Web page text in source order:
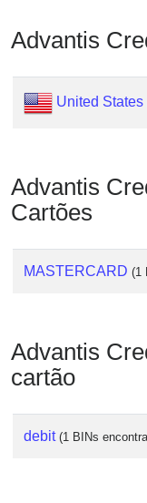
IP
Address
?
IP
BIN
Checker
/
Advantis
United States
Advantis
Cartões
MASTERCARD (1
Advantis
cartão
debit (1 BINs